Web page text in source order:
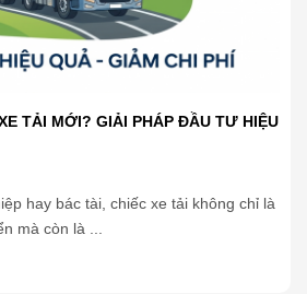
TẢI MỚI? GIẢI PHÁP ĐẦU TƯ HIỆU
hay bác tài, chiếc xe tải không chỉ là
mà còn là ...